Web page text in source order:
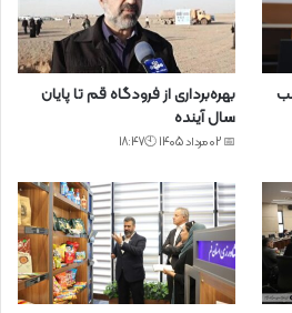
بهره‌برداری از فرودگاه قم تا پایان
سال آینده
📅 02 مرداد 1405 🕙18:47